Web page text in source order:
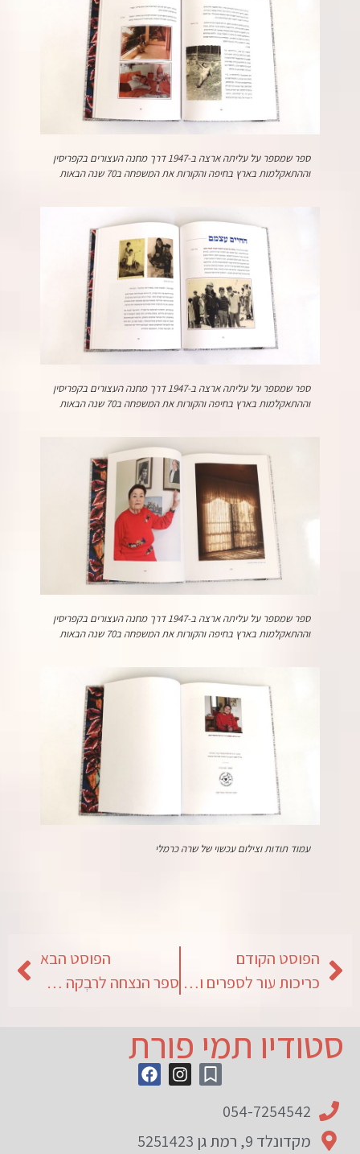
ספר שמספר על עליתה ארצה ב-1947 דרך מחנה העצורים בקפריסין
וההתאקלמות בארץ בחיפה והקורות את המשפחה ב70 שנה הבאות
ספר שמספר על עליתה ארצה ב-1947 דרך מחנה העצורים בקפריסין
וההתאקלמות בארץ בחיפה והקורות את המשפחה ב70 שנה הבאות
ספר שמספר על עליתה ארצה ב-1947 דרך מחנה העצורים בקפריסין
וההתאקלמות בארץ בחיפה והקורות את המשפחה ב70 שנה הבאות
עמוד תודות וצילום עכשוי של שרה כרמלי
הפוסט הקודם
כריכות עור לספרים ולעבודות
הפוסט הבא
ספר הנצחה לרבְקה אחרי כמעט 80 שנים
סטודיו תמי פורת
054-7254542
מקדונלד 9, רמת גן 5251423